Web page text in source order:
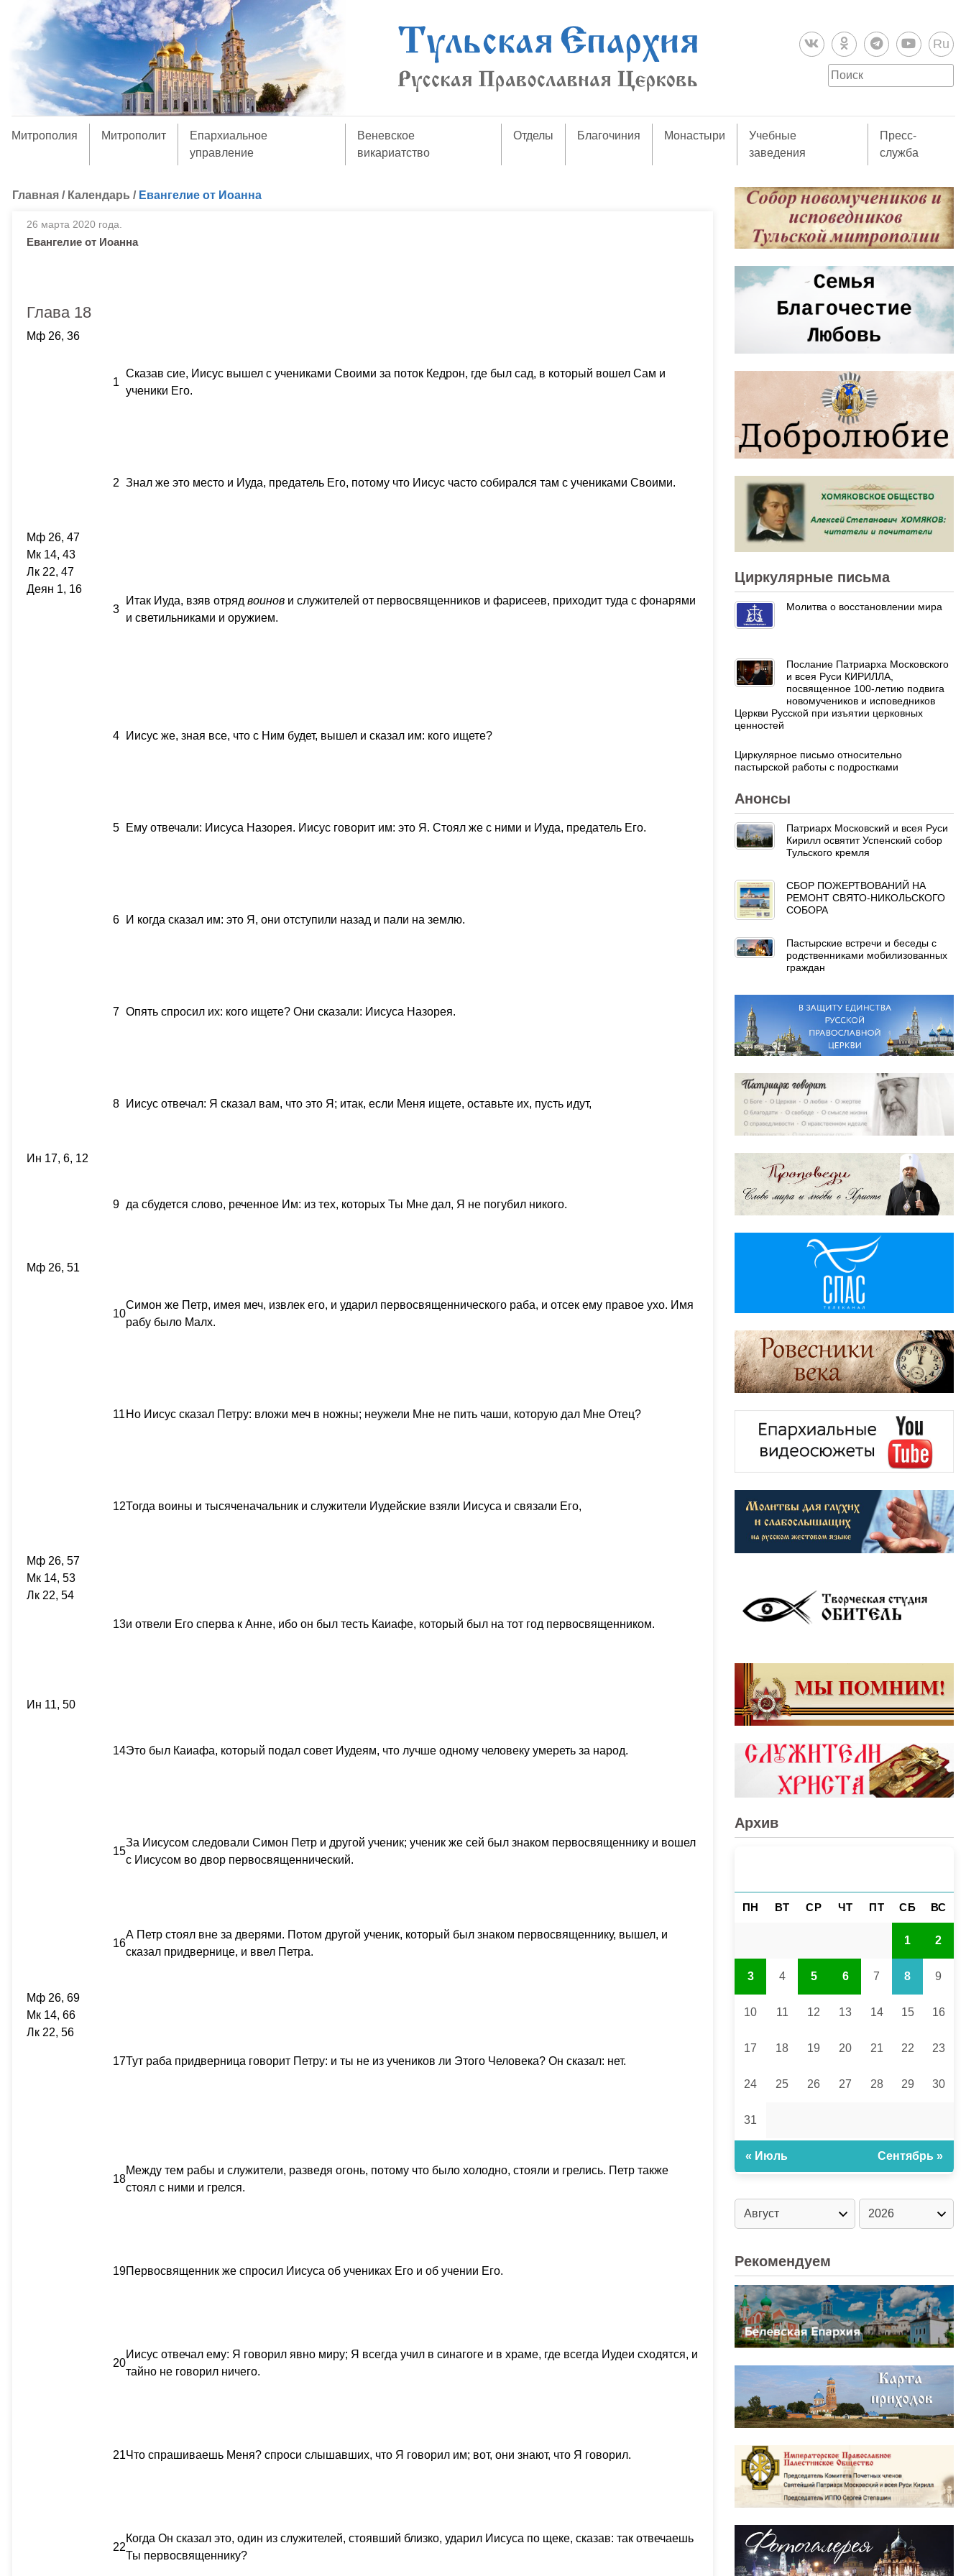
Ru
Митрополия Митрополит
Епархиальное
управление
Веневское
викариатство
Отделы Благочиния Монастыри
Учебные
заведения
Пресс-
служба
Главная / Календарь / Евангелие от Иоанна
26 марта 2020 года.
Евангелие от Иоанна
Глава 18
Мф 26, 36
1
Сказав сие, Иисус вышел с учениками Своими за поток Кедрон, где был сад, в который вошел Сам и
ученики Его.
2 Знал же это место и Иуда, предатель Его, потому что Иисус часто собирался там с учениками Своими.
Мф 26, 47
Мк 14, 43
Лк 22, 47
Деян 1, 16
3
Итак Иуда, взяв отряд воинов и служителей от первосвященников и фарисеев, приходит туда с фонарями
и светильниками и оружием.
4 Иисус же, зная все, что с Ним будет, вышел и сказал им: кого ищете?
5 Ему отвечали: Иисуса Назорея. Иисус говорит им: это Я. Стоял же с ними и Иуда, предатель Его.
6 И когда сказал им: это Я, они отступили назад и пали на землю.
7 Опять спросил их: кого ищете? Они сказали: Иисуса Назорея.
8 Иисус отвечал: Я сказал вам, что это Я; итак, если Меня ищете, оставьте их, пусть идут,
Ин 17, 6, 12
9 да сбудется слово, реченное Им: из тех, которых Ты Мне дал, Я не погубил никого.
Мф 26, 51
10
Симон же Петр, имея меч, извлек его, и ударил первосвященнического раба, и отсек ему правое ухо. Имя
рабу было Малх.
11 Но Иисус сказал Петру: вложи меч в ножны; неужели Мне не пить чаши, которую дал Мне Отец?
12Тогда воины и тысяченачальник и служители Иудейские взяли Иисуса и связали Его,
Мф 26, 57
Мк 14, 53
Лк 22, 54
13и отвели Его сперва к Анне, ибо он был тесть Каиафе, который был на тот год первосвященником.
Ин 11, 50
14Это был Каиафа, который подал совет Иудеям, что лучше одному человеку умереть за народ.
15
За Иисусом следовали Симон Петр и другой ученик; ученик же сей был знаком первосвященнику и вошел
с Иисусом во двор первосвященнический.
16
А Петр стоял вне за дверями. Потом другой ученик, который был знаком первосвященнику, вышел, и
сказал придвернице, и ввел Петра.
Мф 26, 69
Мк 14, 66
Лк 22, 56
17Тут раба придверница говорит Петру: и ты не из учеников ли Этого Человека? Он сказал: нет.
18
Между тем рабы и служители, разведя огонь, потому что было холодно, стояли и грелись. Петр также
стоял с ними и грелся.
19Первосвященник же спросил Иисуса об учениках Его и об учении Его.
20
Иисус отвечал ему: Я говорил явно миру; Я всегда учил в синагоге и в храме, где всегда Иудеи сходятся, и
тайно не говорил ничего.
21Что спрашиваешь Меня? спроси слышавших, что Я говорил им; вот, они знают, что Я говорил.
22
Когда Он сказал это, один из служителей, стоявший близко, ударил Иисуса по щеке, сказав: так отвечаешь
Ты первосвященнику?
Циркулярные письма
Молитва о восстановлении мира
Послание Патриарха Московского
и всея Руси КИРИЛЛА,
посвященное 100-летию подвига
новомучеников и исповедников
Церкви Русской при изъятии церковных
ценностей
Циркулярное письмо относительно
пастырской работы с подростками
Анонсы
Патриарх Московский и всея Руси
Кирилл освятит Успенский собор
Тульского кремля
СБОР ПОЖЕРТВОВАНИЙ НА
РЕМОНТ СВЯТО-НИКОЛЬСКОГО
СОБОРА
Пастырские встречи и беседы с
родственниками мобилизованных
граждан
Архив
ПН ВТ СР ЧТ ПТ СБ ВС
1 2
3 4 5 6 7 8 9
10 11 12 13 14 15 16
17 18 19 20 21 22 23
24 25 26 27 28 29 30
31
« Июль Сентябрь »
Рекомендуем